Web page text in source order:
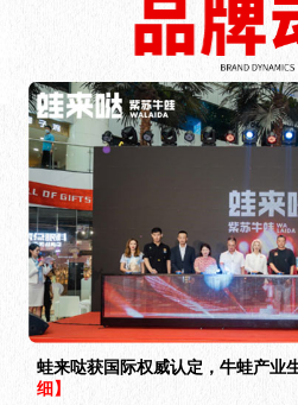
蛙来哒获国际权威认定，牛蛙产业
细】